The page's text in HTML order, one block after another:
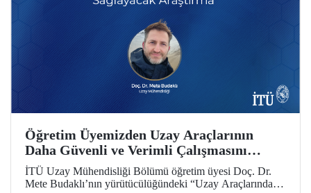
Öğretim Üyemizden Uzay Araçlarının
Daha Güvenli ve Verimli Çalışmasını
Sağlayacak Araştırma
İTÜ Uzay Mühendisliği Bölümü öğretim üyesi Doç. Dr.
Mete Budaklı’nın yürütücülüğündeki “Uzay Araçlarında